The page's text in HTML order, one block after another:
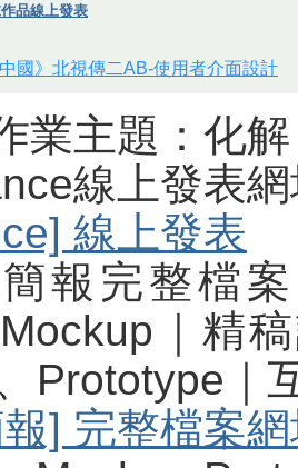
品線上發表
國》北視傳二AB-使用者介面設計
業主題：化
線上發表
線上發表
報完整檔
｜精
Prototype｜
] 完整檔案